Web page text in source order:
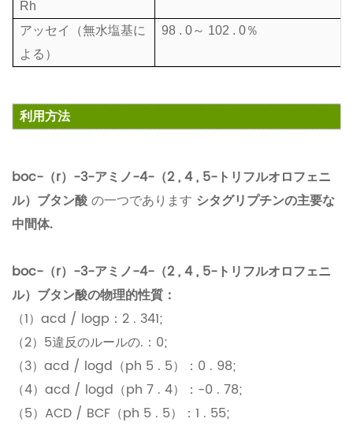
Rh
アッセイ（無水塩基に
よる）
98 . 0～ 102 . 0％
利用方法
boc-（r）-3-アミノ-4-（2 , 4 , 5-トリフルオロフェニ
ル）ブタン酸の一つであります シタグリプチンの主要な
中間体.
boc-（r）-3-アミノ-4-（2 , 4 , 5-トリフルオロフェニ
ル）ブタン酸の物理的性質：
（1）acd / logp：2 . 341;
（2）5違反のルールの.：0;
（3）acd / logd（ph 5 . 5）：0 . 98;
（4）acd / logd（ph 7 . 4）：-0 . 78;
（5）ACD / BCF（ph 5 . 5）：1 . 55;